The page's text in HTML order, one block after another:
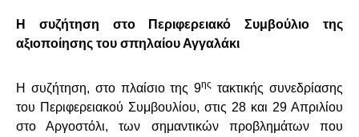
Η συζήτηση στο Περιφερειακό Συμβούλιο της
αξιοποίησης του σπηλαίου Αγγαλάκι
Η συζήτηση, στο πλαίσιο της 9ης τακτικής συνεδρίασης
του Περιφερειακού Συμβουλίου, στις 28 και 29 Απριλίου
στο Αργοστόλι, των σημαντικών προβλημάτων που